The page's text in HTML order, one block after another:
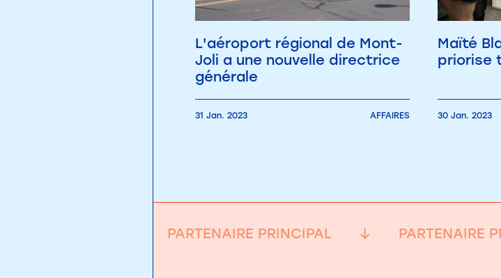
L'aéroport régional de Mont-
Joli a une nouvelle directrice
générale
31 Jan. 2023 AFFAIRES
Maïté
priorise
30 Jan. 2023
PARTENAIRE PRINCIPAL PARTENAIRE